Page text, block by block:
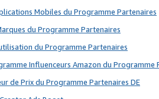
Mobiles du Programme Partenaires
du Programme Partenaires
du Programme Partenaires
Influenceurs Amazon du Programme
de Prix du Programme Partenaires DE